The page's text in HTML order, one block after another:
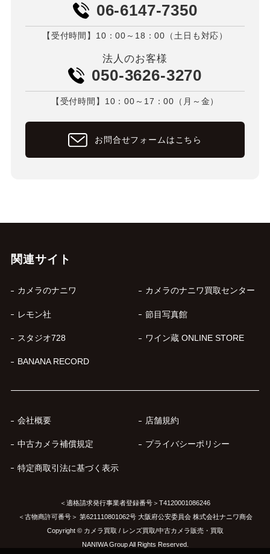
06-6147-7350
【受付時間】10：00～18：00（土日も対応）
法人のお客様
050-3626-3270
【受付時間】10：00～17：00（月～金）
お問合せフォームはこちら
関連サイト
カメラのナニワ カメラのナニワ買取センター
レモン社 節目写真館
スタジオ728 ワイン蔵 ONLINE STORE
BANANA RECORD
会社概要 店舗規約
中古カメラ補償規定 プライバシーポリシー
特定商取引法に基づく表示
＜適格請求発行事業者登録番号＞T4120001086246
＜古物商許可番号＞ 第621110801062号 大阪府公安委員会 株式会社ナニワ商会
Copyright © カメラ買取 / レンズ買取/中古カメラ販売・買取
NANIWA Group All Rights Reserved.